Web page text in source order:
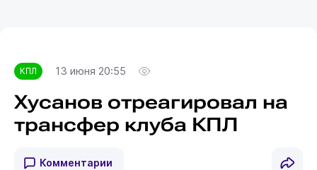
КПЛ 13 июня 20:55
Хусанов отреагировал на
трансфер клуба КПЛ
Комментарии